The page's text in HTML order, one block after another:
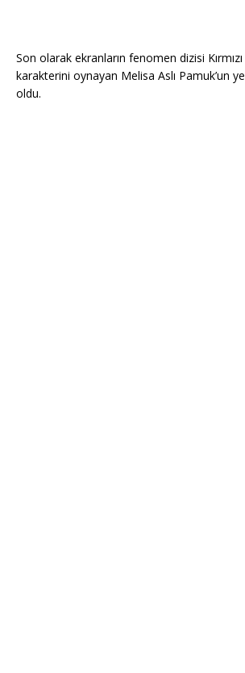
Son olarak ekranların fenomen dizisi
karakterini oynayan Melisa Aslı Pamuk’un
oldu.